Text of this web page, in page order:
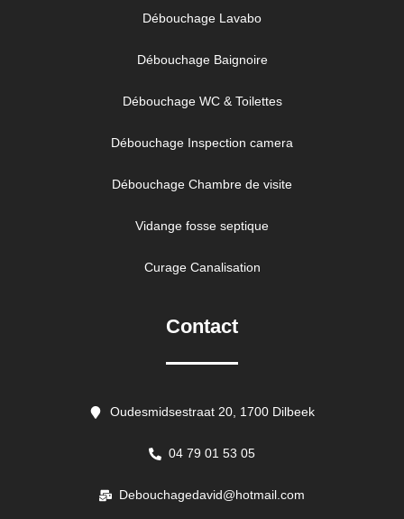
Débouchage Lavabo
Débouchage Baignoire
Débouchage WC & Toilettes
Débouchage Inspection camera
Débouchage Chambre de visite
Vidange fosse septique
Curage Canalisation
Contact
Oudesmidsestraat 20, 1700 Dilbeek
04 79 01 53 05
Debouchagedavid@hotmail.com